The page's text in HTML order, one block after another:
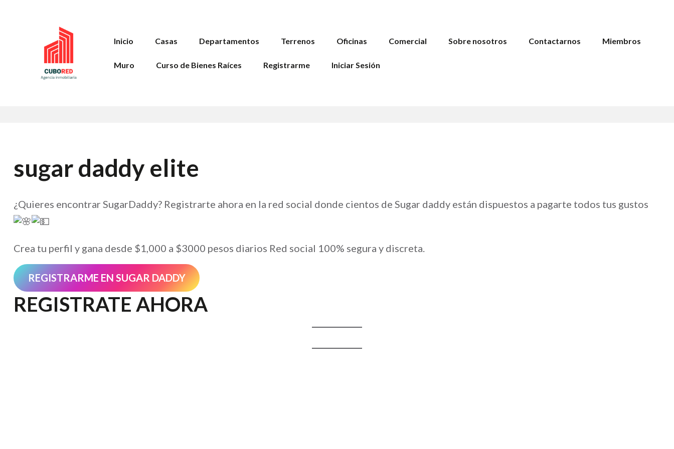
Inicio Casas Departamentos Terrenos Oficinas Comercial Sobre nosotros Contactarnos Miembros
Muro Curso de Bienes Raíces Registrarme Iniciar Sesión
sugar daddy elite
¿Quieres encontrar SugarDaddy? Registrarte ahora en la red social donde cientos de Sugar daddy están dispuestos a pagarte todos tus gustos
Crea tu perfil y gana desde $1,000 a $3000 pesos diarios Red social 100% segura y discreta.
REGISTRARME EN SUGAR DADDY
REGISTRATE AHORA